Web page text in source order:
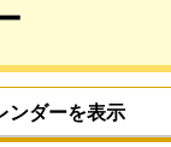
ンダーを表示